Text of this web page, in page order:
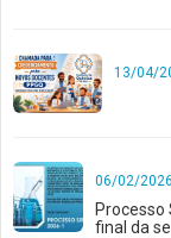
13/04/
06/02/
Processo
final da